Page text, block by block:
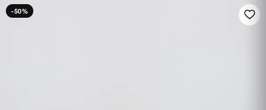
-50%